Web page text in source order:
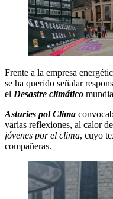
Frente a la empresa
se ha querido señalar
el Desastre climático
Asturies pol Clima
varias reflexiones, al calor
jóvenes por el clima, cuyo
compañeras.